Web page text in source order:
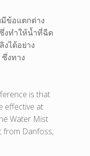
ข้อแตกต่าง
งทำให้น้ำที่ฉีด
ได้อย่าง
งทาง
is that
effective at
Water Mist
from Danfoss,